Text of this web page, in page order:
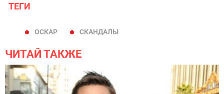
ТЕГИ
ОСКАР СКАНДАЛЫ
ЧИТАЙ ТАКЖЕ